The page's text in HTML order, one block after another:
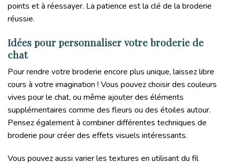
points et à réessayer. La patience est la clé de la broderie
réussie.
Idées pour personnaliser votre broderie de
chat
Pour rendre votre broderie encore plus unique, laissez libre
cours à votre imagination ! Vous pouvez choisir des couleurs
vives pour le chat, ou même ajouter des éléments
supplémentaires comme des fleurs ou des étoiles autour.
Pensez également à combiner différentes techniques de
broderie pour créer des effets visuels intéressants.
Vous pouvez aussi varier les textures en utilisant du fil